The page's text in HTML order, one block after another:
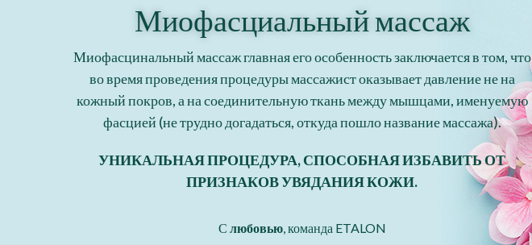
Миофасциальный массаж
Миофасцинальный массаж главная его особенность заключается в том, что
во время проведения процедуры массажист оказывает давление не на
кожный покров, а на соединительную ткань между мышцами, именуемую
фасцией (не трудно догадаться, откуда пошло название массажа).
УНИКАЛЬНАЯ ПРОЦЕДУРА, СПОСОБНАЯ ИЗБАВИТЬ ОТ
ПРИЗНАКОВ УВЯДАНИЯ КОЖИ.
С любовью, команда ETALON